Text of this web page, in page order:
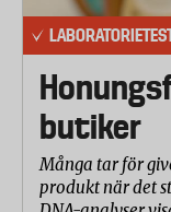
gjorde att den
fick maxbetyg
Sämst
Brands4kids
Andning
Laboratoriet
vattenånga
butiker
Många tar för
produkt när det